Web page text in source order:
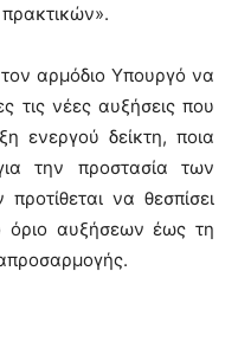
αρμόδιο Υπουργό να
τις νέες αυξήσεις που
ενεργού δείκτη, ποια
την προστασία των
να θεσπίσει
όριο αυξήσεων έως τη